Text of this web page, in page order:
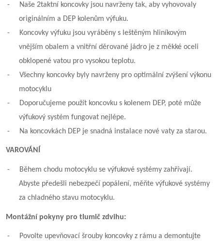
-
Naše 2taktní koncovky jsou navrženy tak, aby vyhovovaly
originálním a DEP kolenům výfuku.
-
Koncovky výfuku jsou vyráběny s leštěným hliníkovým
vnějším obalem a vnitřní děrované jádro je z měkké oceli
obklopené vatou pro vysokou teplotu.
-
Všechny koncovky byly navrženy pro optimální zvýšení výkonu
motocyklu
-
Doporučujeme použít koncovku s kolenem DEP, poté může
výfukový systém fungovat nejlépe.
-
Na koncovkách DEP je snadná instalace nové vaty za starou.
VAROVÁNÍ
-
Během chodu motocyklu se výfukové systémy zahřívají.
Abyste předešli nebezpečí popálení, měňte výfukové systémy
za chladného stavu motocyklu.
Montážní pokyny pro tlumič zdvihu:
-
Povolte upevňovací šrouby koncovky z rámu a demontujte